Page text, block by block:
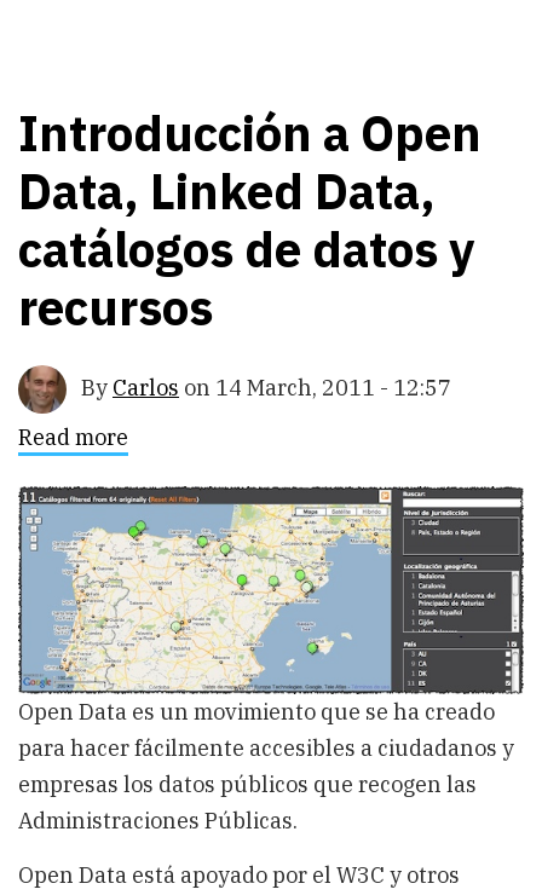
Introducción a Open
Data, Linked Data,
catálogos de datos y
recursos
By Carlos on 14 March, 2011 - 12:57
Read more
a
Open
Data,
Linked
Data,
catálogos
de
datos
y
recursos
Open Data es un movimiento que se ha creado
para hacer fácilmente accesibles a ciudadanos y
empresas los datos públicos que recogen las
Administraciones Públicas.
Open Data está apoyado por el W3C y otros